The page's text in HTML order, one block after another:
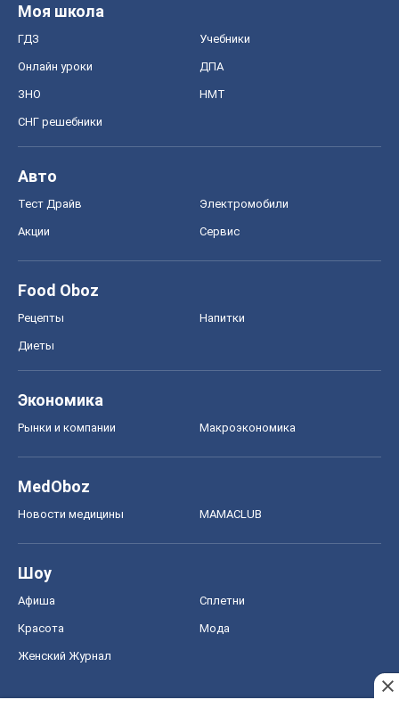
Моя школа
ГДЗ Учебники
Онлайн уроки ДПА
ЗНО НМТ
СНГ решебники
Авто
Тест Драйв Электромобили
Акции Сервис
Food Oboz
Рецепты Напитки
Диеты
Экономика
Рынки и компании Mакроэкономика
MedOboz
Новости медицины MAMACLUB
Шоу
Афиша Сплетни
Красота Мода
Женский Журнал